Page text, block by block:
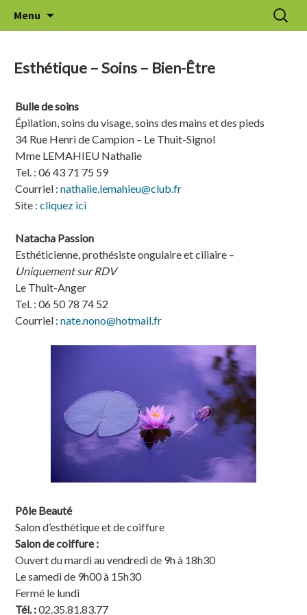
Le Thuit de l'Oison
Menu
Esthétique – Soins – Bien-Être
Bulle de soins
Épilation, soins du visage, soins des mains et des pieds
34 Rue Henri de Campion – Le Thuit-Signol
Mme LEMAHIEU Nathalie
Tel. : 06 43 71 75 59
Courriel :nathalie.lemahieu@club.fr
Site :cliquez ici
Natacha Passion
Esthéticienne, prothésiste ongulaire et ciliaire –
Uniquement sur RDV
Le Thuit-Anger
Tel. : 06 50 78 74 52
Courriel :nate.nono@hotmail.fr
Pôle Beauté
Salon d’esthétique et de coiffure
Salon de coiffure :
Ouvert du mardi au vendredi de 9h à 18h30
Le samedi de 9h00 à 15h30
Fermé le lundi
Tél. :02.35.81.83.77